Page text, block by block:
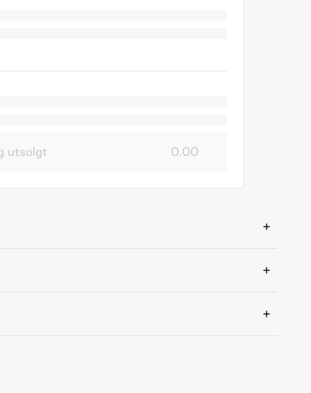
utsolgt 0.00